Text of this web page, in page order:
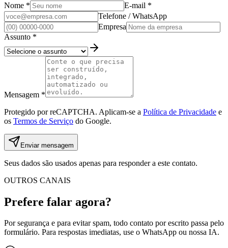
Nome * E-mail *
Telefone / WhatsApp
Empresa
Assunto *
Mensagem *
Protegido por reCAPTCHA. Aplicam-se a Política de Privacidade e
os Termos de Serviço do Google.
Enviar mensagem
Seus dados são usados apenas para responder a este contato.
OUTROS CANAIS
Prefere falar agora?
Por segurança e para evitar spam, todo contato por escrito passa pelo
formulário. Para respostas imediatas, use o WhatsApp ou nossa IA.